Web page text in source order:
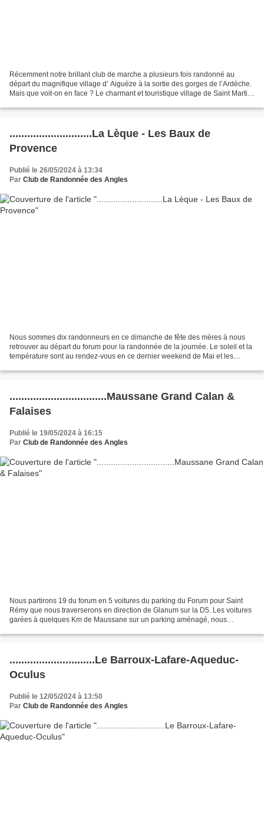
Récemment notre brillant club de marche a plusieurs fois randonné au
départ du magnifique village d’ Aiguèze à la sortie des gorges de l’Ardèche.
Mais que voit-on en face ? Le charmant et touristique village de Saint Martin
............................La Lèque - Les Baux de
Provence
Publié le 26/05/2024 à 13:34
Par Club de Randonnée des Angles
Nous sommes dix randonneurs en ce dimanche de fête des mères à nous
retrouver au départ du forum pour la randonnée de la journée. Le soleil et la
température sont au rendez-vous en ce dernier weekend de Mai et les
.................................Maussane Grand Calan &
Falaises
Publié le 19/05/2024 à 16:15
Par Club de Randonnée des Angles
Nous partirons 19 du forum en 5 voitures du parking du Forum pour Saint
Rémy que nous traverserons en direction de Glanum sur la D5. Les voitures
garées à quelques Km de Maussane sur un parking aménagé, nous
.............................Le Barroux-Lafare-Aqueduc-
Oculus
Publié le 12/05/2024 à 13:50
Par Club de Randonnée des Angles